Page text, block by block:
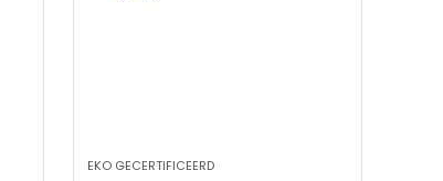
EKO GECERTIFICEERD